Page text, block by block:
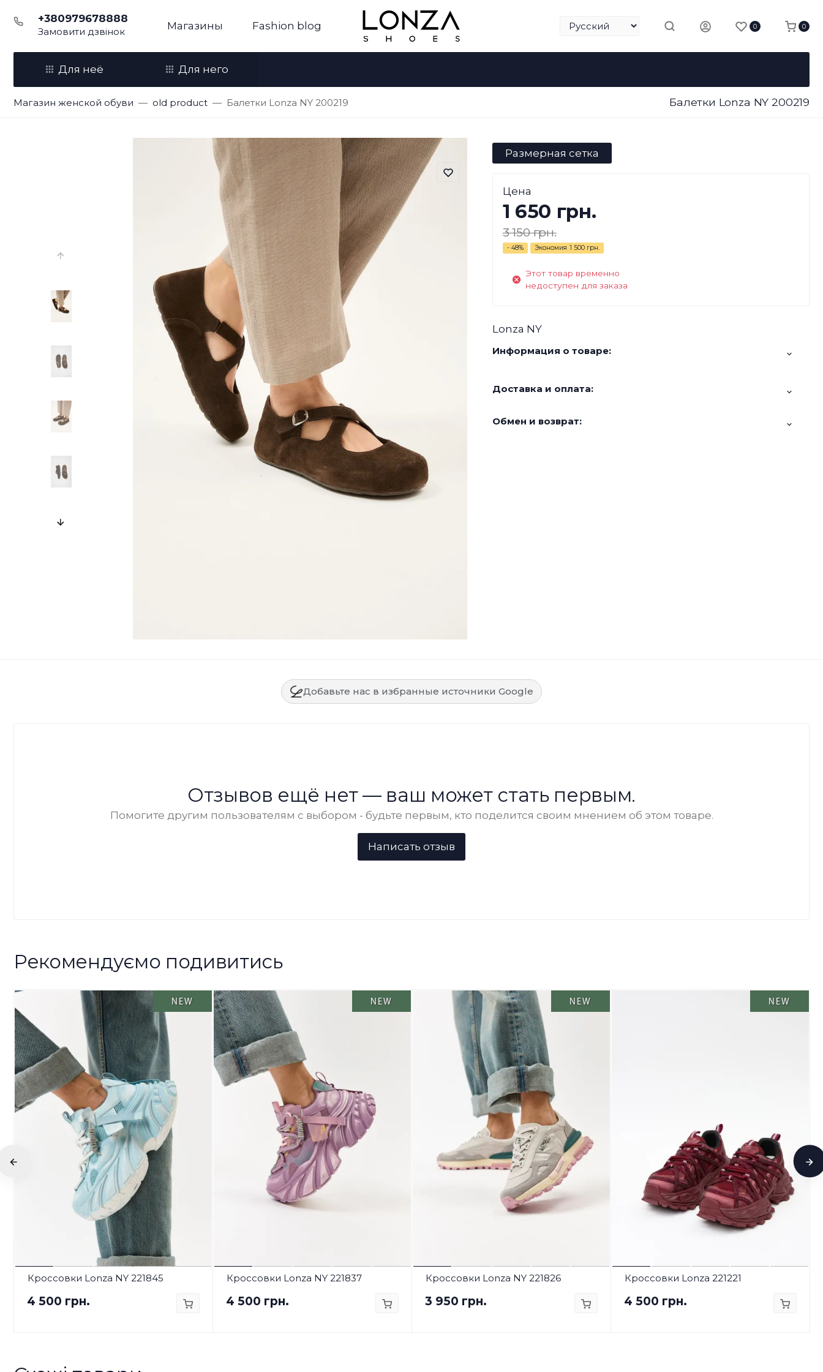
+380979678888
Замовити дзвінок Магазины Fashion blog 0 0
Для неё Для него
Магазин женской обуви old product Балетки Lonza NY 200219 Балетки Lonza NY 200219
Размерная сетка
Цена
1 650 грн.
3 150 грн.
- 48% Экономия 1 500 грн.
Этот товар временно
недоступен для заказа
Lonza NY
Информация о товаре:
Доставка и оплата:
Обмен и возврат:
Добавьте нас в избранные источники Google
Отзывов ещё нет — ваш может стать первым.
Помогите другим пользователям с выбором - будьте первым, кто поделится своим мнением об этом товаре.
Рекомендуємо подивитись
NEW
Кроссовки Lonza NY 221845
4 500 грн.
NEW
Кроссовки Lonza NY 221837
4 500 грн.
NEW
Кроссовки Lonza NY 221826
3 950 грн.
NEW
Кроссовки Lonza 221221
4 500 грн.